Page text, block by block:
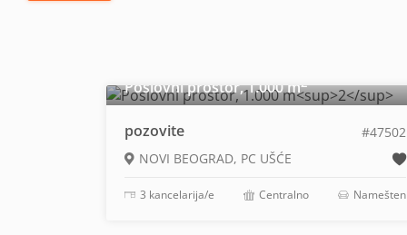
Poslovni prostor, 1.000 m2
pozovite
#47502
NOVI BEOGRAD, PC UŠĆE
3 kancelarija/e Centralno Namešten